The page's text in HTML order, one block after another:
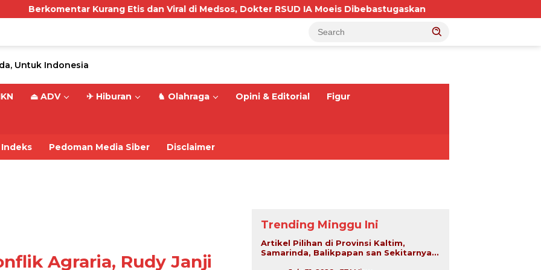
Kurang Etis dan Viral di Medsos, Dokter RSUD IA Moeis Dibebastugaskan BNNP Kaltim Bongkar
⏏ ADV ✈ Hiburan ♞ Olahraga Opini & Editorial Figur
Indeks Pedoman Media Siber Disclaimer
Agraria, Rudy Janji
Trending Minggu Ini
Artikel Pilihan di Provinsi Kaltim,
Samarinda, Balikpapan san Sekitarnya...